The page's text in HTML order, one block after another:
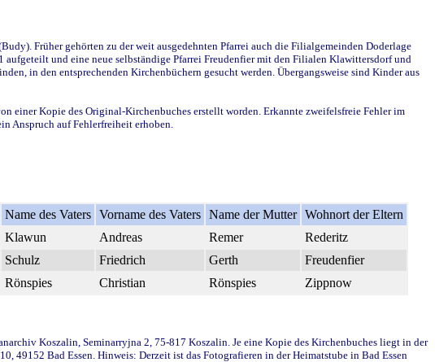
Früher gehörten zu der weit ausgedehnten Pfarrei auch die Filialgemeinden Doderlage
und eine neue selbständige Pfarrei Freudenfier mit den Filialen Klawittersdorf und
in den entsprechenden Kirchenbüchern gesucht werden. Übergangsweise sind Kinder aus
einer Kopie des Original-Kirchenbuches erstellt worden. Erkannte zweifelsfreie Fehler im
Anspruch auf Fehlerfreiheit erhoben.
Name des Vaters Vorname des Vaters Name der Mutter Wohnort der Eltern
Klawun Andreas Remer
Rederitz
Schulz Friedrich Gerth
Freudenfier
Rönspies Christian Rönspies Zippnow
Koszalin, Seminarryjna 2, 75-817 Koszalin. Je eine Kopie des Kirchenbuches liegt in der
49152 Bad Essen. Hinweis: Derzeit ist das Fotografieren in der Heimatstube in Bad Essen